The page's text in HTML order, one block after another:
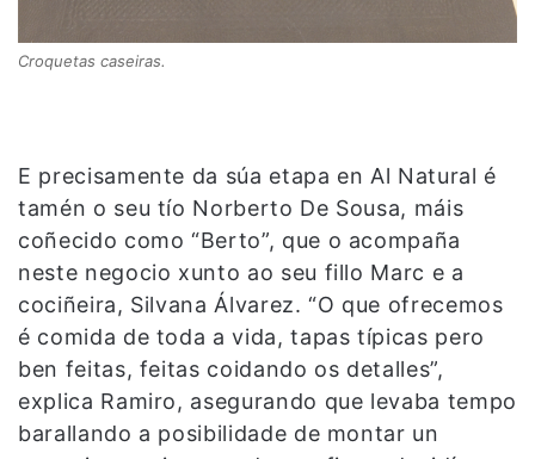
Croquetas caseiras.
E precisamente da súa etapa en Al Natural é
tamén o seu tío Norberto De Sousa, máis
coñecido como “Berto”, que o acompaña
neste negocio xunto ao seu fillo Marc e a
cociñeira, Silvana Álvarez. “O que ofrecemos
é comida de toda a vida, tapas típicas pero
ben feitas, feitas coidando os detalles”,
explica Ramiro, asegurando que levaba tempo
barallando a posibilidade de montar un